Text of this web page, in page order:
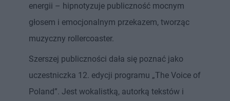
energii – hipnotyzuje publiczność mocnym
głosem i emocjonalnym przekazem, tworząc
muzyczny rollercoaster.
Szerszej publiczności dała się poznać jako
uczestniczka 12. edycji programu „The Voice of
Poland”. Jest wokalistką, autorką tekstów i